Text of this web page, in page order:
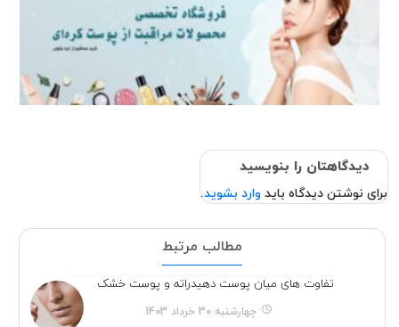
دیدگاهتان را بنویسید
برای نوشتن دیدگاه باید وارد بشوید.
مطالب مرتبط
تفاوت های میان پوست دهیدراته و پوست خشک
چهارشنبه 30 خرداد 1403